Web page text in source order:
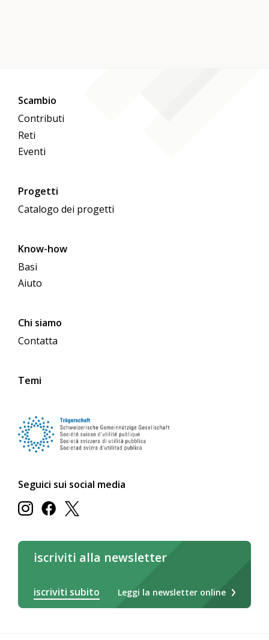
Scambio
Contributi
Reti
Eventi
Progetti
Catalogo dei progetti
Know-how
Basi
Aiuto
Chi siamo
Contatta
Temi
Seguici sui social media
iscriviti alla newsletter
iscriviti subito Leggi la newsletter online